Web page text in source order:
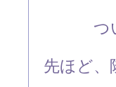
つ
先ほど、